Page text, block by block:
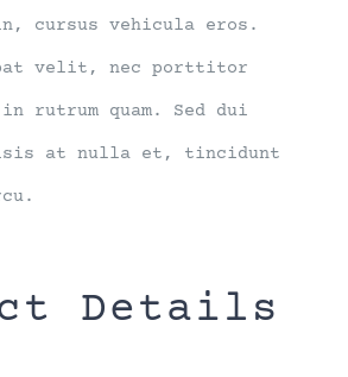
cursus vehicula eros.
velit, nec porttitor
rutrum quam. Sed dui
at nulla et, tincidunt
Details